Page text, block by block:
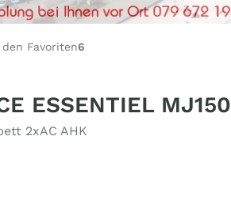
Favoriten6
ESSENTIEL MJ150
2xAC AHK